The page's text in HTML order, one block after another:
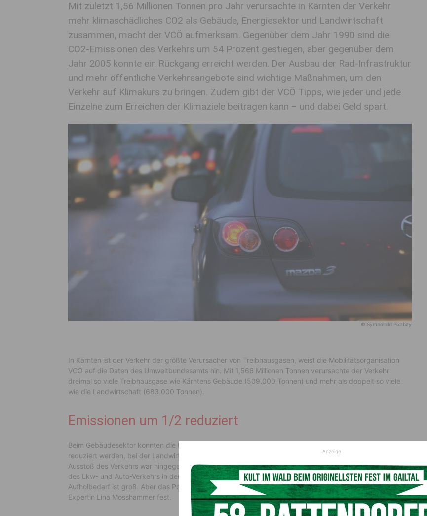
Mit zuletzt 1,56 Millionen Tonnen pro Jahr verursachte in Kärnten der Verkehr
mehr klimaschädliches CO2 als Gebäude, Energiesektor und Landwirtschaft
zusammen, macht der VCÖ aufmerksam. Gegenüber dem Jahr 1990 sind die
CO2-Emissionen des Verkehrs um 54 Prozent gestiegen, aber gegenüber dem
Jahr 2005 konnte ein Rückgang erreicht werden. Der Ausbau der Rad-Infrastruktur
und mehr öffentliche Verkehrsangebote sind wichtige Maßnahmen, um den
Verkehr auf Klimakurs zu bringen. Zudem gibt der VCÖ Tipps, wie jeder und jede
Einzelne zum Erreichen der Klimaziele beitragen kann – und dabei Geld spart.
© Symbolbild Pixabay
In Kärnten ist der Verkehr der größte Verursacher von Treibhausgasen, weist die Mobilitätsorganisation
VCÖ auf die Daten des Umweltbundesamts hin. Mit 1,566 Millionen Tonnen verursachte der Verkehr
dreimal so viele Treibhausgase wie Kärntens Gebäude (509.000 Tonnen) und mehr als doppelt so viele
wie die Landwirtschaft (683.000 Tonnen).
Emissionen um 1/2 reduziert
Beim Gebäudesektor konnten die Emissionen gegenüber dem Jahr 1990 bereits um fast die Hälfte
reduziert werden, bei der Landwirtschaft um ein Sechstel und im Energiesektor um drei Viertel. Der CO2-
Ausstoß des Verkehrs war hingegen zuletzt um 54 Prozent höher als im Jahr 1990. “Die starke Zunahme
des Lkw- und Auto-Verkehrs in den vergangenen 30 Jahren spiegelt sich in der Klimabilanz wider. Der
Aufholbedarf ist groß. Aber das Positive ist, dass die Aufholjagd bereits begonnen hat”, stellt VCÖ-
Expertin Lina Mosshammer fest.
Anzeige